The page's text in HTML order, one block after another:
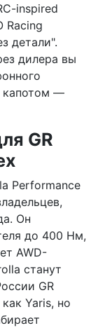
inspired
Racing
детали".
дилера вы
капотом —
GR
Performance
Он
до 400 Нм,
AWD-
станут
GR
Yaris, но